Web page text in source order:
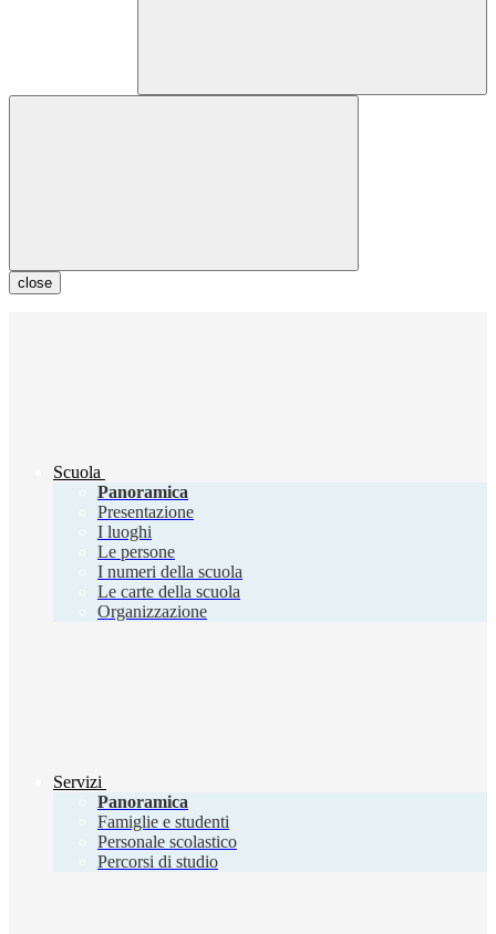
close
Scuola
Panoramica
Presentazione
I luoghi
Le persone
I numeri della scuola
Le carte della scuola
Organizzazione
Servizi
Panoramica
Famiglie e studenti
Personale scolastico
Percorsi di studio